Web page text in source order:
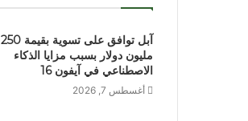
آبل توافق على تسوية بقيمة 250
مليون دولار بسبب مزايا الذكاء
الاصطناعي في آيفون 16
أغسطس 7, 2026